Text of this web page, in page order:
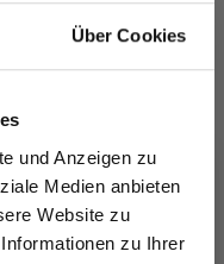
Über Cookies
und Anzeigen zu
Medien anbieten
Website zu
zu Ihrer
Rabatt